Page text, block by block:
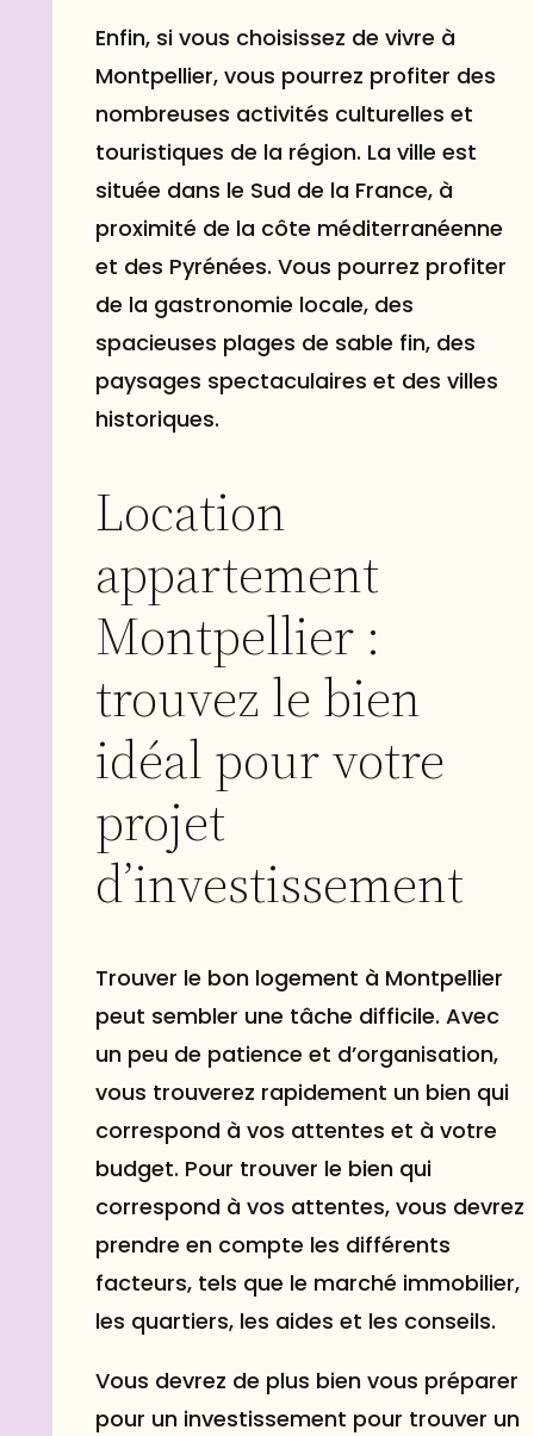
Enfin, si vous choisissez de vivre à
Montpellier, vous pourrez profiter des
nombreuses activités culturelles et
touristiques de la région. La ville est
située dans le Sud de la France, à
proximité de la côte méditerranéenne
et des Pyrénées. Vous pourrez profiter
de la gastronomie locale, des
spacieuses plages de sable fin, des
paysages spectaculaires et des villes
historiques.
Location
appartement
Montpellier :
trouvez le bien
idéal pour votre
projet
d’investissement
Trouver le bon logement à Montpellier
peut sembler une tâche difficile. Avec
un peu de patience et d’organisation,
vous trouverez rapidement un bien qui
correspond à vos attentes et à votre
budget. Pour trouver le bien qui
correspond à vos attentes, vous devrez
prendre en compte les différents
facteurs, tels que le marché immobilier,
les quartiers, les aides et les conseils.
Vous devrez de plus bien vous préparer
pour un investissement pour trouver un